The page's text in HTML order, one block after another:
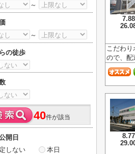
こだわ
ので、配
～
～
の徒歩
40件が該当
開日
しない
本日